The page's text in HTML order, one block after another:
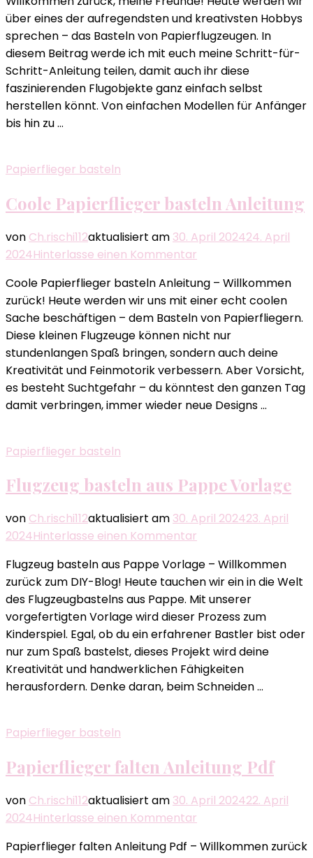
Anleitung
zum
nachmachen
über eines der aufregendsten und kreativsten Hobbys
sprechen – das Basteln von Papierflugzeugen. In
diesem Beitrag werde ich mit euch meine Schritt-für-
Schritt-Anleitung teilen, damit auch ihr diese
faszinierenden Flugobjekte ganz einfach selbst
herstellen könnt. Von einfachen Modellen für Anfänger
bis hin zu …
Papierflieger basteln
Coole Papierflieger basteln Anleitung
von Ch.rischi112aktualisiert am 30. April 202424. April
2024Hinterlasse einen Kommentar
Papierflieger
basteln
Anleitung
Coole Papierflieger basteln Anleitung – Willkommen
zurück! Heute werden wir uns mit einer echt coolen
Sache beschäftigen – dem Basteln von Papierfliegern.
Diese kleinen Flugzeuge können nicht nur
stundenlangen Spaß bringen, sondern auch deine
Kreativität und Feinmotorik verbessern. Aber Vorsicht,
es besteht Suchtgefahr – du könntest den ganzen Tag
damit verbringen, immer wieder neue Designs …
Papierflieger basteln
Flugzeug basteln aus Pappe Vorlage
von Ch.rischi112aktualisiert am 30. April 202423. April
2024Hinterlasse einen Kommentar
basteln
aus
Pappe
Vorlage
Flugzeug basteln aus Pappe Vorlage – Willkommen
zurück zum DIY-Blog! Heute tauchen wir ein in die Welt
des Flugzeugbastelns aus Pappe. Mit unserer
vorgefertigten Vorlage wird dieser Prozess zum
Kinderspiel. Egal, ob du ein erfahrener Bastler bist oder
nur zum Spaß bastelst, dieses Projekt wird deine
Kreativität und handwerklichen Fähigkeiten
herausfordern. Denke daran, beim Schneiden …
Papierflieger basteln
Papierflieger falten Anleitung Pdf
von Ch.rischi112aktualisiert am 30. April 202422. April
2024Hinterlasse einen Kommentar
falten
Papierflieger falten Anleitung Pdf – Willkommen zurück